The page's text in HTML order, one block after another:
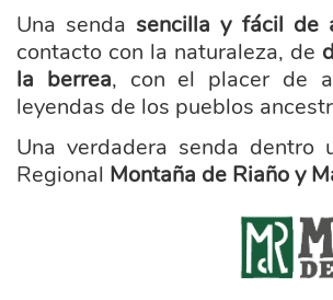
Una senda sencilla y fácil de
contacto con la naturaleza, de
la berrea, con el placer de
leyendas de los pueblos
Una verdadera senda dentro
Regional Montaña de Riaño y
marca_montana_riano_transpar_.png